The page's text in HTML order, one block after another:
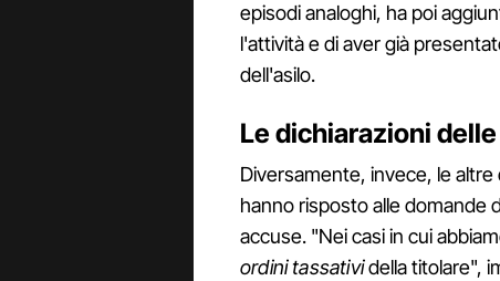
episodi analoghi, ha poi
l'attività e di aver già
dell'asilo.
Le dichiarazioni
Diversamente, invece, le altre
hanno risposto alle domande
accuse. "Nei casi in cui
ordini tassatividella titolare",